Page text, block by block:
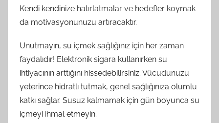
Kendi kendinize hatırlatmalar ve hedefler koymak
da motivasyonunuzu artıracaktır.
Unutmayın, su içmek sağlığınız için her zaman
faydalıdır! Elektronik sigara kullanırken su
ihtiyacının arttığını hissedebilirsiniz. Vücudunuzu
yeterince hidratlı tutmak, genel sağlığınıza olumlu
katkı sağlar. Susuz kalmamak için gün boyunca su
içmeyi ihmal etmeyin.